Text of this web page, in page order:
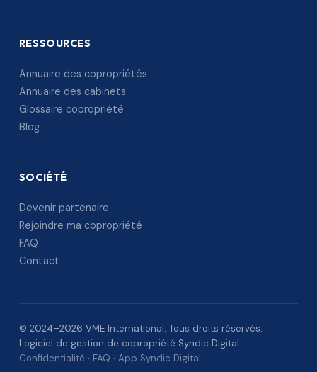
RESSOURCES
Annuaire des copropriétés
Annuaire des cabinets
Glossaire copropriété
Blog
SOCIÉTÉ
Devenir partenaire
Rejoindre ma copropriété
FAQ
Contact
© 2024–2026 VME International. Tous droits réservés.
Logiciel de gestion de copropriété Syndic Digital.
Confidentialité · FAQ · App Syndic Digital